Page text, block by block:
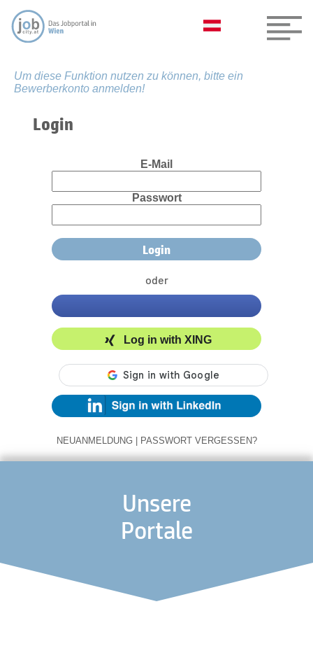
Um diese Funktion nutzen zu können, bitte ein
Bewerberkonto anmelden!
Login
E-Mail
Passwort
oder
Log in with XING
NEUANMELDUNG | PASSWORT VERGESSEN?
Unsere
Portale